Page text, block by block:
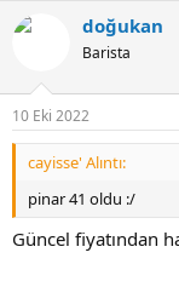
k
:
doğukan
Barista
10 Eki 2022
cayisse' Alıntı:
pinar 41 oldu :/
Güncel fiyatından